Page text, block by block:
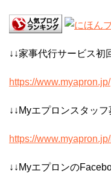
↓↓家事代行サービス初
https://www.myapron.jp/
↓↓Myエプロンスタッ
https://
↓↓Myエプロンの